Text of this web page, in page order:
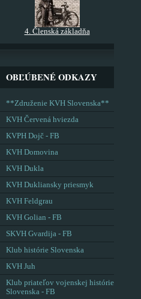
4. Členská základňa
OBĽÚBENÉ ODKAZY
**Združenie KVH Slovenska**
KVH Červená hviezda
KVPH Dojč - FB
KVH Domovina
KVH Dukla
KVH Dukliansky priesmyk
KVH Feldgrau
KVH Golian - FB
SKVH Gvardija - FB
Klub histórie Slovenska
KVH Juh
Klub priateľov vojenskej histórie
Slovenska - FB